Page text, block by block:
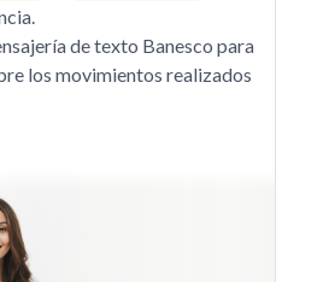
de texto Banesco para
los movimientos realizados